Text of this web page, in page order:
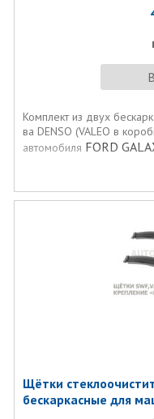
Комплект из двух
ва DENSO (VALEO в
автомобиля FORD
Щётки
бескаркасные для